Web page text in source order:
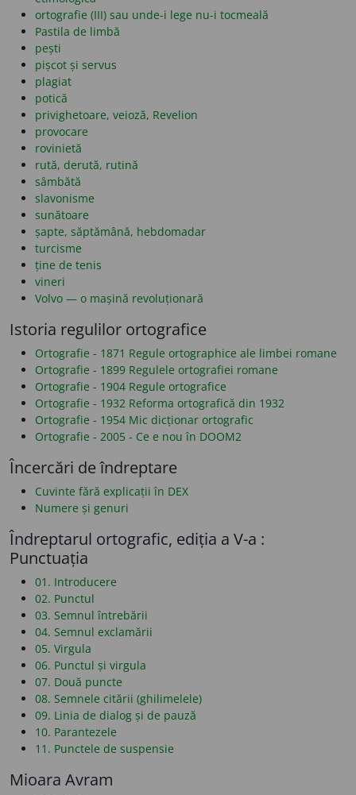
ortografie (III) sau unde-i lege nu-i tocmeală
Pastila de limbă
pești
pișcot și servus
plagiat
potică
privighetoare, veioză, Revelion
provocare
rovinietă
rută, derută, rutină
sâmbătă
slavonisme
sunătoare
șapte, săptămână, hebdomadar
turcisme
ține de tenis
vineri
Volvo — o mașină revoluționară
Istoria regulilor ortografice
Ortografie - 1871 Regule ortographice ale limbei romane
Ortografie - 1899 Regulele ortografiei romane
Ortografie - 1904 Regule ortografice
Ortografie - 1932 Reforma ortografică din 1932
Ortografie - 1954 Mic dicționar ortografic
Ortografie - 2005 - Ce e nou în DOOM2
Încercări de îndreptare
Cuvinte fără explicații în DEX
Numere și genuri
Îndreptarul ortografic, ediția a V-a :
Punctuația
01. Introducere
02. Punctul
03. Semnul întrebării
04. Semnul exclamării
05. Virgula
06. Punctul și virgula
07. Două puncte
08. Semnele citării (ghilimelele)
09. Linia de dialog și de pauză
10. Parantezele
11. Punctele de suspensie
Mioara Avram